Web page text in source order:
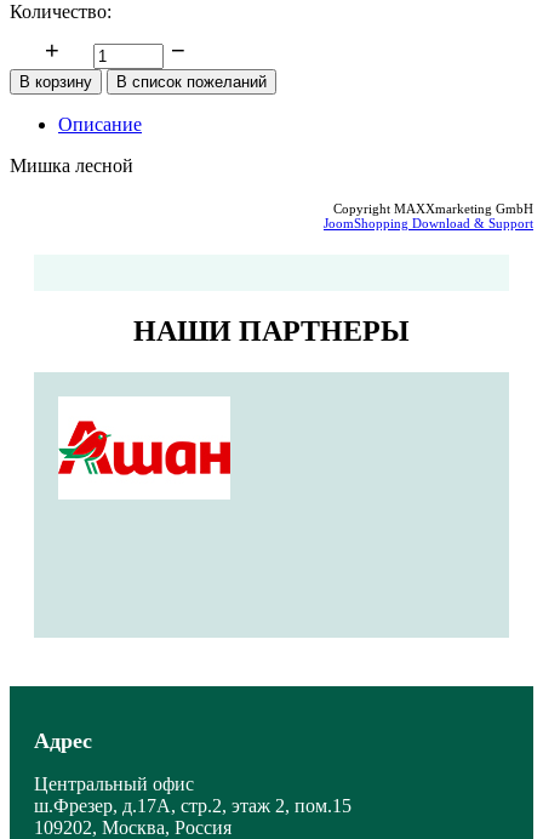
Количество:
Описание
Мишка лесной
Copyright MAXXmarketing GmbH
JoomShopping Download & Support
НАШИ ПАРТНЕРЫ
Адрес
Центральный офис
ш.Фрезер, д.17А, стр.2, этаж 2, пом.15
109202, Москва, Россия